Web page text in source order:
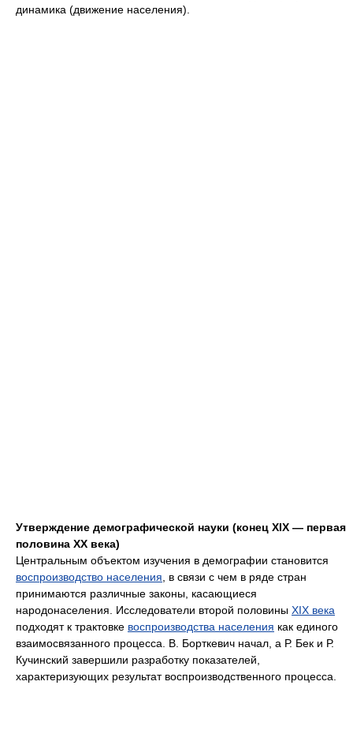
динамика (движение населения).
Утверждение демографической науки (конец XIX — первая
половина XX века)
Центральным объектом изучения в демографии становится
воспроизводство населения , в связи с чем в ряде стран
принимаются различные законы, касающиеся
народонаселения. Исследователи второй половины XIX века
подходят к трактовке воспроизводства населения как единого
взаимосвязанного процесса. В. Борткевич начал, а Р. Бек и Р.
Кучинский завершили разработку показателей,
характеризующих результат воспроизводственного процесса.